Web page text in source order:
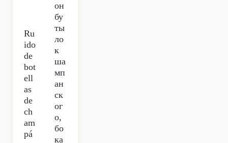
Ru
ido
de
bot
ell
as
de
ch
am
pá
он
бу
ты
ло
к
ша
мп
ан
ск
ог
о,
бо
ка